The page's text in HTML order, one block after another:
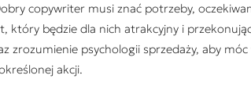
copywriter musi znać potrzeby,
który będzie dla nich atrakcyjny i
zrozumienie psychologii sprzedaży, aby
akcji.